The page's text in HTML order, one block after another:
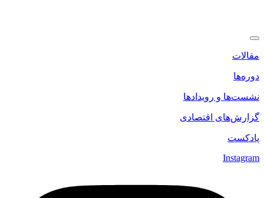
مقالات
دوره‌ها
نشست‌ها و رویدادها
گزارش‌های اقتصادی
پادکست
Instagram